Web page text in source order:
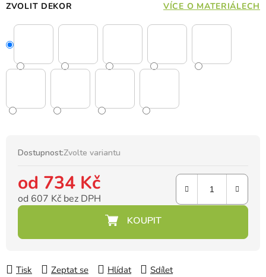
ZVOLIT DEKOR VÍCE O MATERIÁLECH
Dostupnost:Zvolte variantu
od 734 Kč
od 607 Kč bez DPH
Tisk Zeptat se Hlídat Sdílet